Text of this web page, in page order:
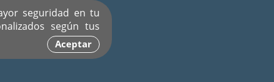
seguridad en tu
según tus
Aceptar